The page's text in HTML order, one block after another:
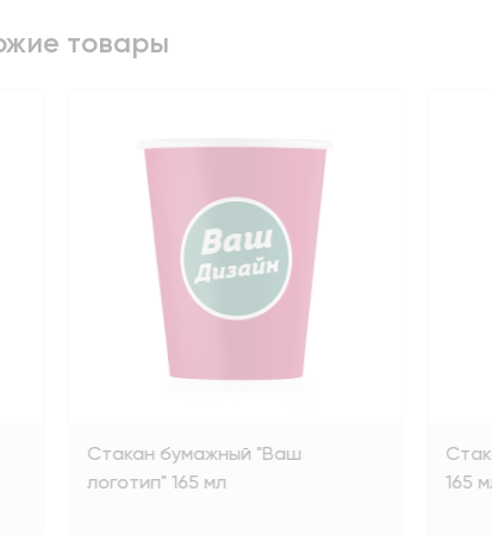
товары
Стакан бумажный "Ваш
логотип" 165 мл